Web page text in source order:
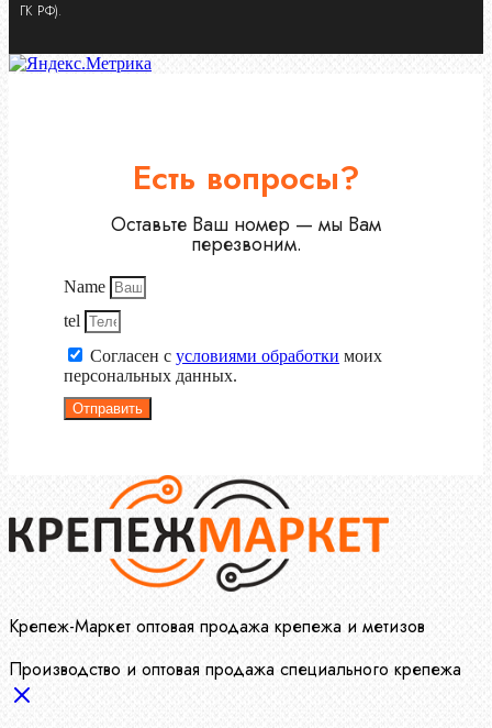
ГК РФ).
Есть вопросы?
Оставьте Ваш номер — мы Вам
перезвоним.
Name
tel
Согласен с условиями обработки моих
персональных данных.
Отправить
Крепеж-Маркет оптовая продажа крепежа и метизов
Производство и оптовая продажа специального крепежа